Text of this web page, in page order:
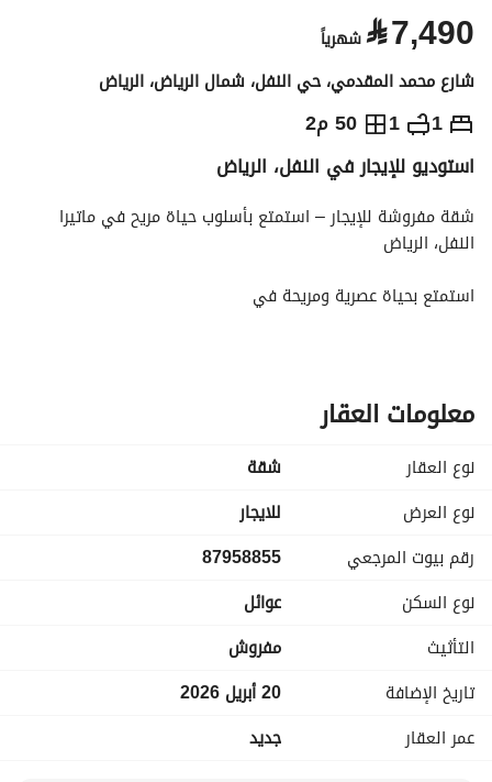
⃁7,490 شهرياً
شارع محمد المقدمي، حي النفل، شمال الرياض، الرياض
1
1 50 م2 ⃁
7,490شهرياً
الإعلان الاماكن القريبة
استوديو للإيجار في النفل، الرياض
النفل، الرياض
استمتع بحياة عصرية ومريحة في
حي النفل
.
تفاصيل الوحدة:
غرفة نوم
صالة
مطبخ
غسالة
المساحة: 65 م²
مميزات العقار والمرافق:
صالة رياضية (جيم)
مواقف سيارات
إنارة عصرية
معلومات العقار
نوع العقار
شقة
نوع العرض
للايجار
رقم بيوت المرجعي
87958855
نوع السكن
عوائل
التأثيث
مفروش
تاريخ الإضافة
20 أبريل 2026
عمر العقار
جديد